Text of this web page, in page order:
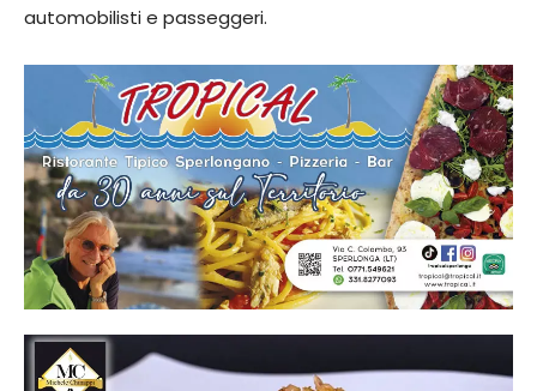
automobilisti e passeggeri.